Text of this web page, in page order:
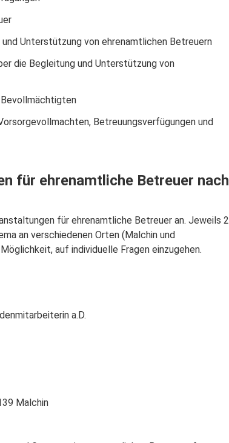
Unterstützung von ehrenamtlichen Betreuern
die Begleitung und Unterstützung von
Betreuungsverfügungen und
für ehrenamtliche Betreuer nach
für ehrenamtliche Betreuer an. Jeweils 2
an verschiedenen Orten (Malchin und
auf individuelle Fragen einzugehen.
a.D.
Malchin